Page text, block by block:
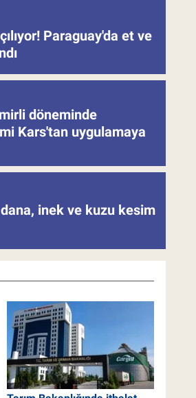
Paraguay'da et ve
döneminde
Kars'tan uygulamaya
inek ve kuzu kesim